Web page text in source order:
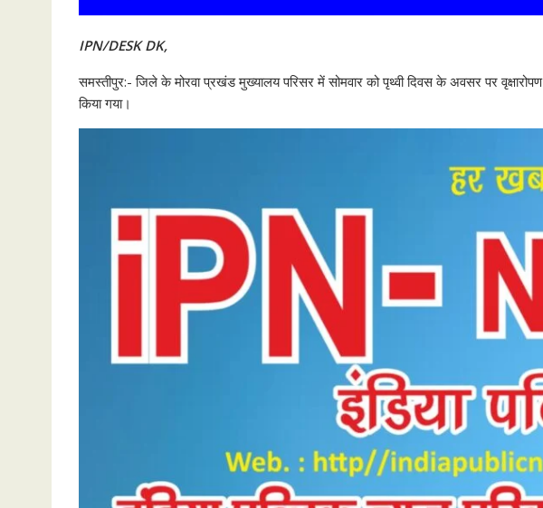
IPN/DESK DK,
समस्तीपुर:- जिले के मोरवा प्रखंड मुख्यालय परिसर में सोमवार को पृथ्वी दिवस के अवसर पर वृक्षारोपण
किया गया।